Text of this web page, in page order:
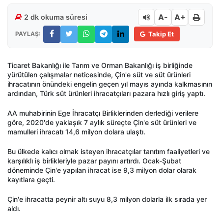
2 dk okuma süresi A- A+
PAYLAŞ: Takip Et
Ticaret Bakanlığı ile Tarım ve Orman Bakanlığı iş birliğinde
yürütülen çalışmalar neticesinde, Çin'e süt ve süt ürünleri
ihracatının önündeki engelin geçen yıl mayıs ayında kalkmasının
ardından, Türk süt ürünleri ihracatçıları pazara hızlı giriş yaptı.
AA muhabirinin Ege İhracatçı Birliklerinden derlediği verilere
göre, 2020'de yaklaşık 7 aylık süreçte Çin'e süt ürünleri ve
mamulleri ihracatı 14,6 milyon dolara ulaştı.
Bu ülkede kalıcı olmak isteyen ihracatçılar tanıtım faaliyetleri ve
karşılıklı iş birlikleriyle pazar payını artırdı. Ocak-Şubat
döneminde Çin'e yapılan ihracat ise 9,3 milyon dolar olarak
kayıtlara geçti.
Çin'e ihracatta peynir altı suyu 8,3 milyon dolarla ilk sırada yer
aldı.